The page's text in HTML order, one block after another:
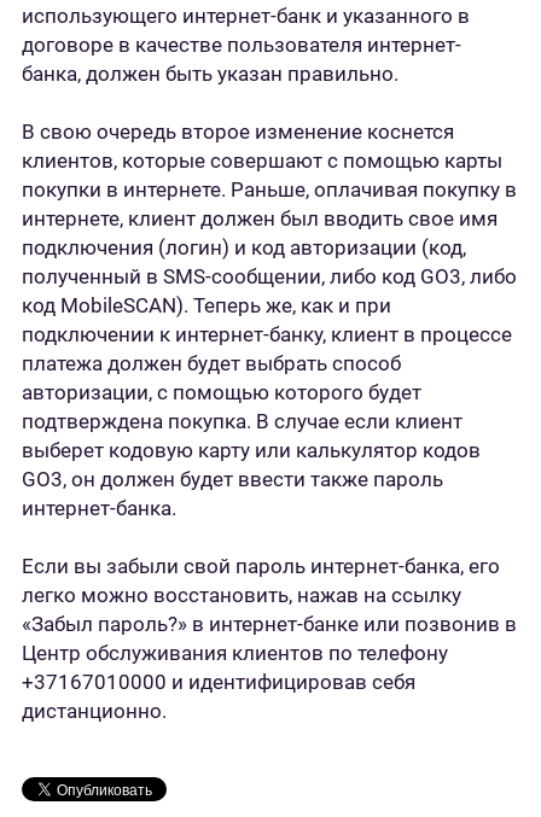
использующего интернет-банк и указанного в
договоре в качестве пользователя интернет-
банка, должен быть указан правильно.
В свою очередь второе изменение коснется
клиентов, которые совершают с помощью карты
покупки в интернете. Раньше, оплачивая покупку в
интернете, клиент должен был вводить свое имя
подключения (логин) и код авторизации (код,
полученный в SMS-сообщении, либо код GO3, либо
код MobileSCAN). Теперь же, как и при
подключении к интернет-банку, клиент в процессе
платежа должен будет выбрать способ
авторизации, с помощью которого будет
подтверждена покупка. В случае если клиент
выберет кодовую карту или калькулятор кодов
GO3, он должен будет ввести также пароль
интернет-банка.
Если вы забыли свой пароль интернет-банка, его
легко можно восстановить, нажав на ссылку
«Забыл пароль?» в интернет-банке или позвонив в
Центр обслуживания клиентов по телефону
+37167010000 и идентифицировав себя
дистанционно.